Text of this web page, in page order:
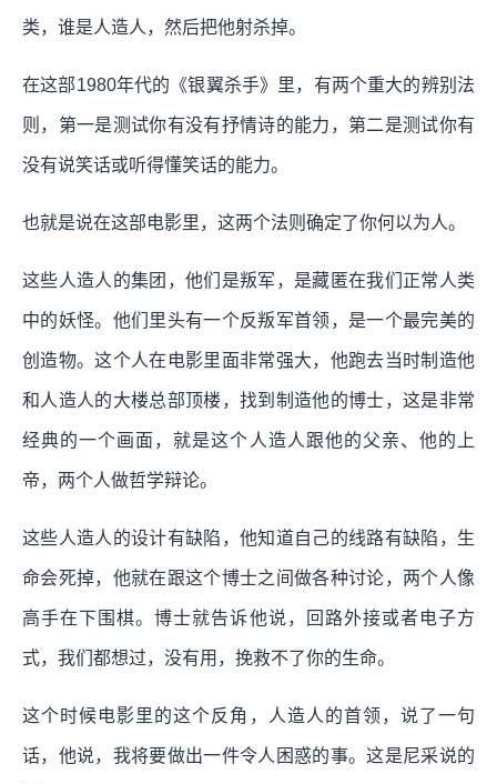
类，谁是人造人，然后把他射杀掉。
在这部1980年代的《银翼杀手》里，有两个重大的辨别法
则，第一是测试你有没有抒情诗的能力，第二是测试你有
没有说笑话或听得懂笑话的能力。
也就是说在这部电影里，这两个法则确定了你何以为人。
这些人造人的集团，他们是叛军，是藏匿在我们正常人类
中的妖怪。他们里头有一个反叛军首领，是一个最完美的
创造物。这个人在电影里面非常强大，他跑去当时制造他
和人造人的大楼总部顶楼，找到制造他的博士，这是非常
经典的一个画面，就是这个人造人跟他的父亲、他的上
帝，两个人做哲学辩论。
这些人造人的设计有缺陷，他知道自己的线路有缺陷，生
命会死掉，他就在跟这个博士之间做各种讨论，两个人像
高手在下围棋。博士就告诉他说，回路外接或者电子方
式，我们都想过，没有用，挽救不了你的生命。
这个时候电影里的这个反角，人造人的首领，说了一句
话，他说，我将要做出一件令人困惑的事。这是尼采说的